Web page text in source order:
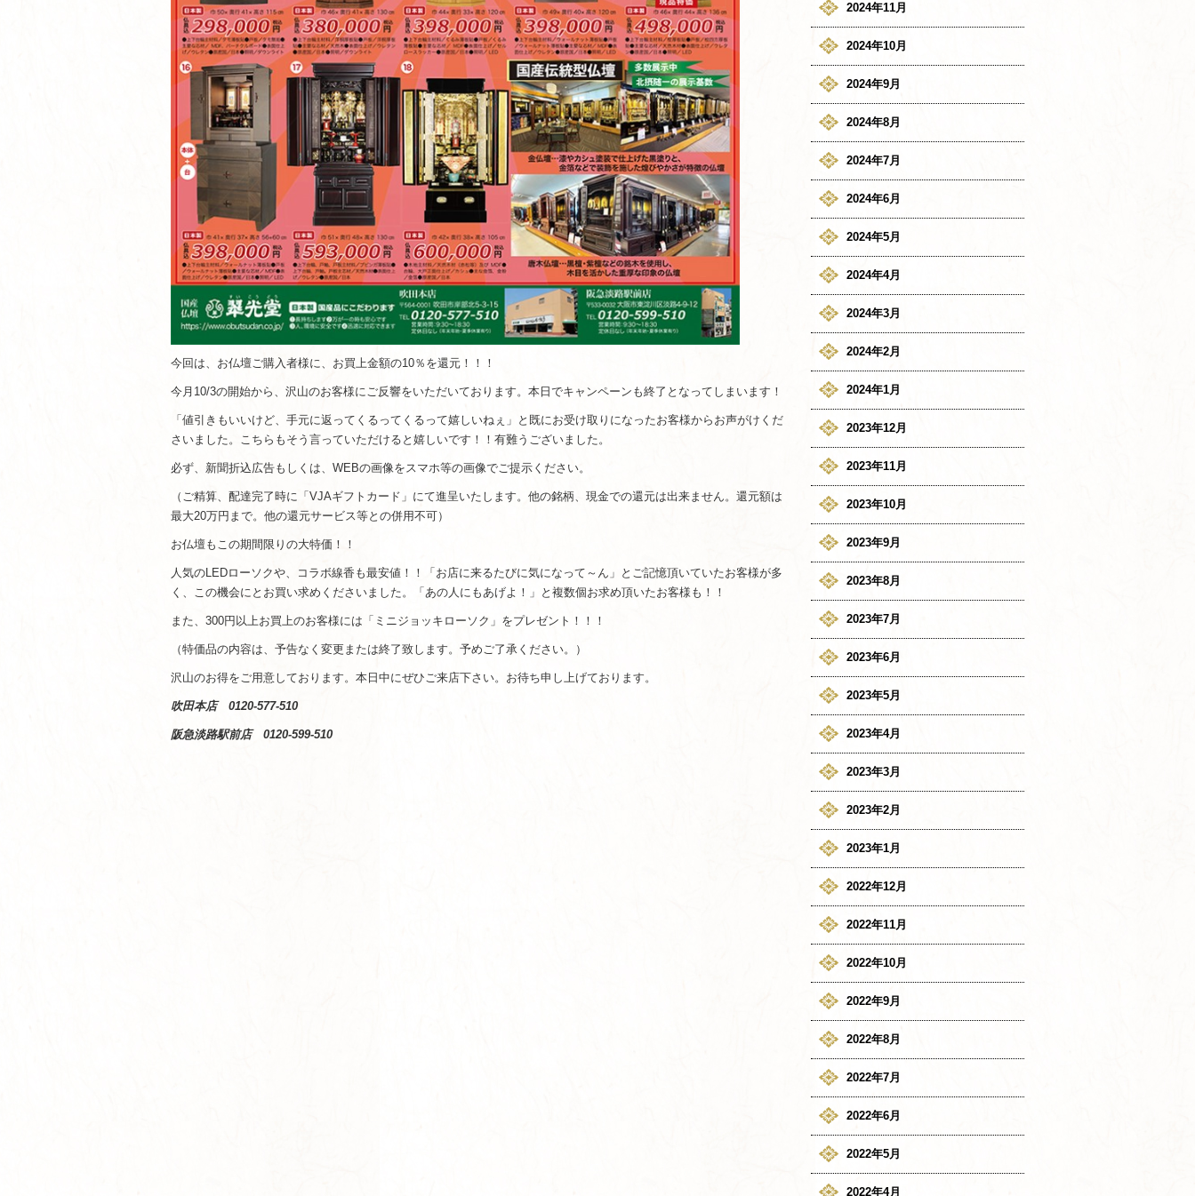
今回は、お仏壇ご購入者様に、お買上金額の10％を還元！！！
今月10/3の開始から、沢山のお客様にご反響をいただいております。本日でキャンペーンも終了となってしまいます！
「値引きもいいけど、手元に返ってくるってくるって嬉しいねぇ」と既にお受け取りになったお客様からお声がけくだ
さいました。こちらもそう言っていただけると嬉しいです！！有難うございました。
必ず、新聞折込広告もしくは、WEBの画像をスマホ等の画像でご提示ください。
（ご精算、配達完了時に「VJAギフトカード」にて進呈いたします。他の銘柄、現金での還元は出来ません。還元額は
最大20万円まで。他の還元サービス等との併用不可）
お仏壇もこの期間限りの大特価！！
人気のLEDローソクや、コラボ線香も最安値！！「お店に来るたびに気になって～ん」とご記憶頂いていたお客様が多
く、この機会にとお買い求めくださいました。「あの人にもあげよ！」と複数個お求め頂いたお客様も！！
また、300円以上お買上のお客様には「ミニジョッキローソク」をプレゼント！！！
（特価品の内容は、予告なく変更または終了致します。予めご了承ください。）
沢山のお得をご用意しております。本日中にぜひご来店下さい。お待ち申し上げております。
吹田本店 0120-577-510
阪急淡路駅前店 0120-599-510
2024年11月
2024年10月
2024年9月
2024年8月
2024年7月
2024年6月
2024年5月
2024年4月
2024年3月
2024年2月
2024年1月
2023年12月
2023年11月
2023年10月
2023年9月
2023年8月
2023年7月
2023年6月
2023年5月
2023年4月
2023年3月
2023年2月
2023年1月
2022年12月
2022年11月
2022年10月
2022年9月
2022年8月
2022年7月
2022年6月
2022年5月
2022年4月